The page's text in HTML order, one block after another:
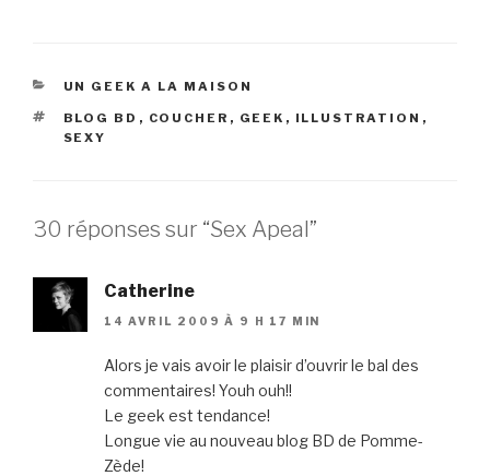
CATÉGORIES
UN GEEK A LA MAISON
ÉTIQUETTES
BLOG BD , COUCHER , GEEK , ILLUSTRATION ,
SEXY
30 réponses sur “Sex Apeal”
Catherine
14 AVRIL 2009 À 9 H 17 MIN
Alors je vais avoir le plaisir d’ouvrir le bal des
commentaires! Youh ouh!!
Le geek est tendance!
Longue vie au nouveau blog BD de Pomme-
Zède!